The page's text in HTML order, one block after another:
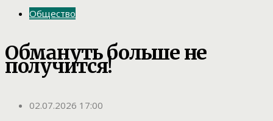
Общество
Обмануть больше не
получится!
02.07.2026 17:00